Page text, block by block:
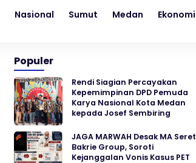
Nasional Sumut Medan Ekonomi
Populer
Rendi Siagian Percayakan
Kepemimpinan DPD Pemuda
Karya Nasional Kota Medan
kepada Josef Sembiring
JAGA MARWAH Desak MA Seret
Bakrie Group, Soroti
Kejanggalan Vonis Kasus PET